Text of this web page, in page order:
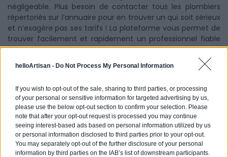
helloArtisan - Do Not Process My Personal Information
If you wish to opt-out of the sale, sharing to third parties, or processing
of your personal or sensitive information for targeted advertising by us,
please use the below opt-out section to confirm your selection. Please
note that after your opt-out request is processed you may continue
seeing interest-based ads based on personal information utilized by us
or personal information disclosed to third parties prior to your opt-out.
You may separately opt-out of the further disclosure of your personal
information by third parties on the IAB’s list of downstream participants.
négligeable. Plus besoin de contacter tous les plombiers
répertoriés sur l’annuaire pour en trouver un qui soit sérieux
et n’exagère pas ses tarifs ! La plateforme vous permet de
trouver facilement et rapidement un professionnel fiable
près de chez vous qu’il s’agisse d’un peintre, un menuisier
, un électricien ou un
professionnel RGE pour revoir l’isolation thermique de votre
solaires… Vous trouverez le professionnel qu’il vous faut sur
la plateforme helloArtisan !
Partagez cet article